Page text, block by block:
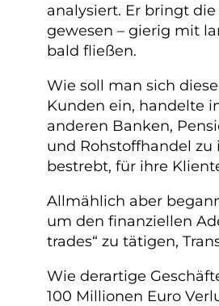
analysiert. Er bringt
gewesen – gierig mit
bald fließen.
Wie soll man sich
Kunden ein, handelte
anderen Banken,
und Rohstoffhandel zu
bestrebt, für ihre
Allmählich aber
um den finanziellen
trades“ zu tätigen,
Wie derartige
100 Millionen Euro